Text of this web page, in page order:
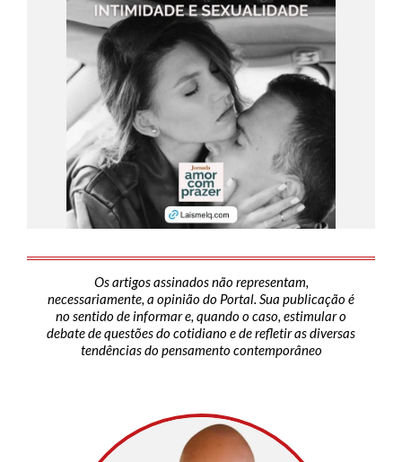
Os artigos assinados não representam,
necessariamente, a opinião do Portal. Sua publicação é
no sentido de informar e, quando o caso, estimular o
debate de questões do cotidiano e de refletir as diversas
tendências do pensamento contemporâneo